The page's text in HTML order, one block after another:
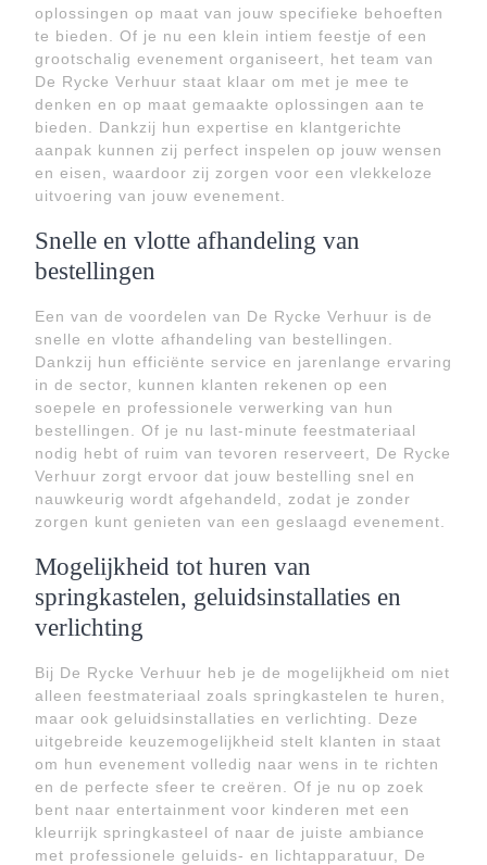
oplossingen op maat van jouw specifieke behoeften
te bieden. Of je nu een klein intiem feestje of een
grootschalig evenement organiseert, het team van
De Rycke Verhuur staat klaar om met je mee te
denken en op maat gemaakte oplossingen aan te
bieden. Dankzij hun expertise en klantgerichte
aanpak kunnen zij perfect inspelen op jouw wensen
en eisen, waardoor zij zorgen voor een vlekkeloze
uitvoering van jouw evenement.
Snelle en vlotte afhandeling van
bestellingen
Een van de voordelen van De Rycke Verhuur is de
snelle en vlotte afhandeling van bestellingen.
Dankzij hun efficiënte service en jarenlange ervaring
in de sector, kunnen klanten rekenen op een
soepele en professionele verwerking van hun
bestellingen. Of je nu last-minute feestmateriaal
nodig hebt of ruim van tevoren reserveert, De Rycke
Verhuur zorgt ervoor dat jouw bestelling snel en
nauwkeurig wordt afgehandeld, zodat je zonder
zorgen kunt genieten van een geslaagd evenement.
Mogelijkheid tot huren van
springkastelen, geluidsinstallaties en
verlichting
Bij De Rycke Verhuur heb je de mogelijkheid om niet
alleen feestmateriaal zoals springkastelen te huren,
maar ook geluidsinstallaties en verlichting. Deze
uitgebreide keuzemogelijkheid stelt klanten in staat
om hun evenement volledig naar wens in te richten
en de perfecte sfeer te creëren. Of je nu op zoek
bent naar entertainment voor kinderen met een
kleurrijk springkasteel of naar de juiste ambiance
met professionele geluids- en lichtapparatuur, De